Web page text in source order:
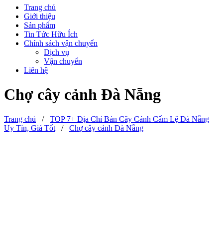
Trang chủ
Giới thiệu
Sản phẩm
Tin Tức Hữu Ích
Chính sách vận chuyển
Dịch vụ
Vận chuyển
Liên hệ
Chợ cây cảnh Đà Nẵng
Trang chủ /
TOP 7+ Địa Chỉ Bán Cây Cảnh Cẩm Lệ Đà Nẵng
Uy Tín, Giá Tốt / Chợ cây cảnh Đà Nẵng